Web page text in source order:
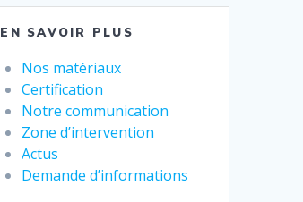
EN SAVOIR PLUS
Nos matériaux
Certification
Notre communication
Zone d’intervention
Actus
Demande d’informations